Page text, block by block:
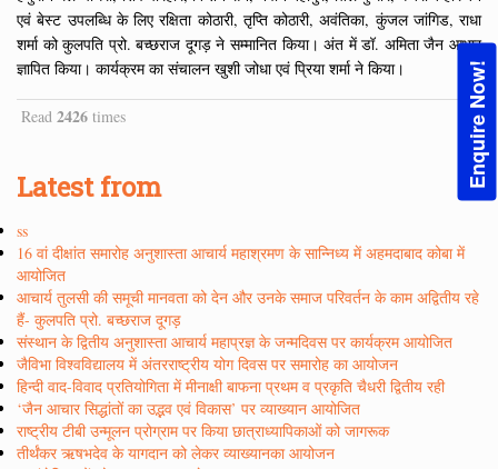
Enquire Now!
एवं बेस्ट उपलब्धि के लिए रक्षिता कोठारी, तृप्ति कोठारी, अवंतिका, कुंजल जांगिड, राधा
शर्मा को कुलपति प्रो. बच्छराज दूगड़ ने सम्मानित किया। अंत में डॉ. अमिता जैन आभार
ज्ञापित किया। कार्यक्रम का संचालन खुशी जोधा एवं प्रिया शर्मा ने किया।
Read 2426 times
Latest from
ss
16 वां दीक्षांत समारोह अनुशास्ता आचार्य महाश्रमण के सान्निध्य में अहमदाबाद कोबा में
आयोजित
आचार्य तुलसी की समूची मानवता को देन और उनके समाज परिवर्तन के काम अद्वितीय रहे
हैं- कुलपति प्रो. बच्छराज दूगड़
संस्थान के द्वितीय अनुशास्ता आचार्य महाप्रज्ञ के जन्मदिवस पर कार्यक्रम आयोजित
जैविभा विश्वविद्यालय में अंतरराष्ट्रीय योग दिवस पर समारोह का आयोजन
हिन्दी वाद-विवाद प्रतियोगिता में मीनाक्षी बाफना प्रथम व प्रकृति चैधरी द्वितीय रही
‘जैन आचार सिद्धांतों का उद्भव एवं विकास’ पर व्याख्यान आयोजित
राष्ट्रीय टीबी उन्मूलन प्रोग्राम पर किया छात्राध्यापिकाओं को जागरूक
तीर्थंकर ऋषभदेव के यागदान को लेकर व्याख्यानका आयोजन